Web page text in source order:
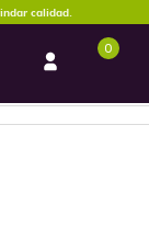
calidad.
0